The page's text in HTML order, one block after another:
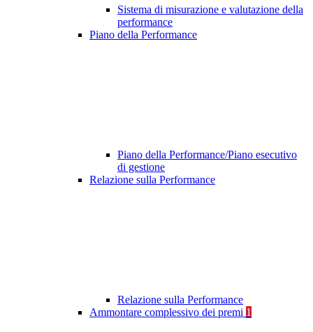
Sistema di misurazione e valutazione della
performance
Piano della Performance
Piano della Performance/Piano esecutivo
di gestione
Relazione sulla Performance
Relazione sulla Performance
Ammontare complessivo dei premi 1